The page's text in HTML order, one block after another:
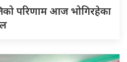
परिणाम आज भोगिरहेका